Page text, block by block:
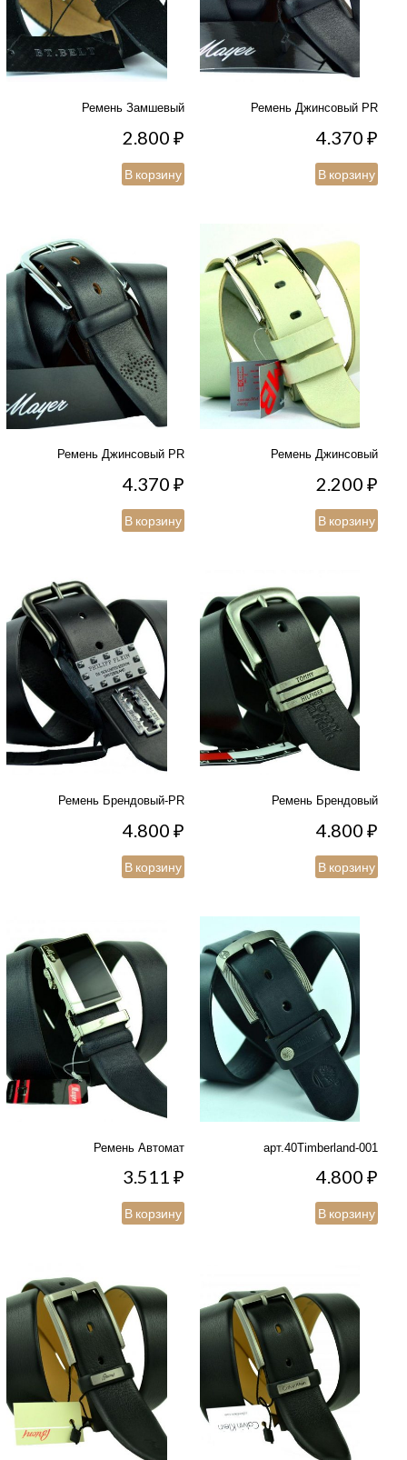
Ремень Замшевый
2.800₽
В корзину
Ремень Джинсовый PR
4.370₽
В корзину
Ремень Джинсовый PR
4.370₽
В корзину
Ремень Джинсовый
2.200₽
В корзину
Ремень Брендовый-PR
4.800₽
В корзину
Ремень Брендовый
4.800₽
В корзину
Ремень Автомат
3.511₽
В корзину
арт.40Timberland-001
4.800₽
В корзину